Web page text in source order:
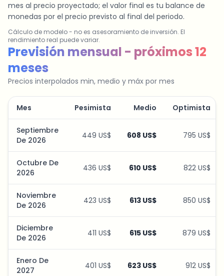
mes al precio proyectado; el valor final es tu balance de
monedas por el precio previsto al final del periodo.
Cálculo de modelo - no es asesoramiento de inversión. El
rendimiento real puede variar.
Simulador de plan de ahorro
Previsión mensual - próximos 12
meses
Precios interpolados min, medio y máx por mes
Mes Pesimista Medio Optimista
Septiembre
De 2026
449 US$ 608 US$ 795 US$
Octubre De
2026
436 US$ 610 US$ 822 US$
Noviembre
De 2026
423 US$ 613 US$ 850 US$
Diciembre
De 2026
411 US$ 615 US$ 879 US$
Enero De
2027
401 US$ 623 US$ 912 US$